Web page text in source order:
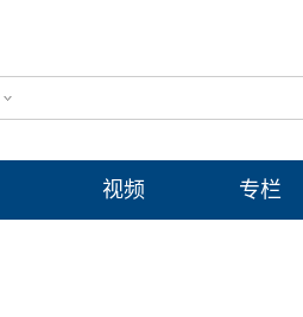
视频 专栏